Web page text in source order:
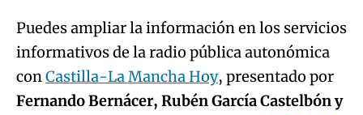
Puedes ampliar la información en los servicios
informativos de la radio pública autonómica
conCastilla-La Mancha Hoy, presentado por
Fernando Bernácer, Rubén García Castelbón y